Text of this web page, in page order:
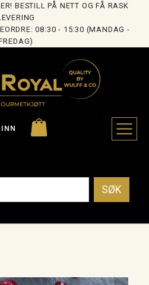
BESTILL PÅ NETT OG FÅ RASK
08:30 - 15:30 (MANDAG -
INN
SØK